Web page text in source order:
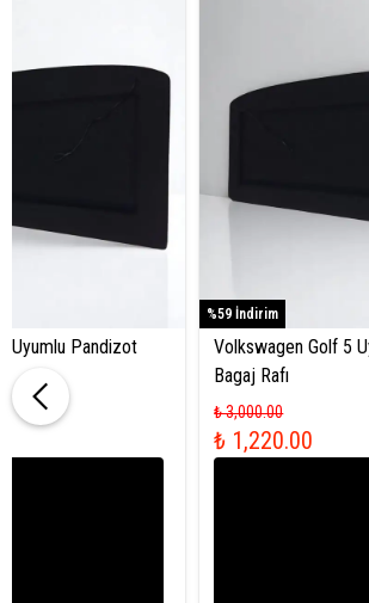
Uyumlu Pandizot
%59 İndirim
Volkswagen Golf 5
Bagaj Rafı
₺ 3,000.00
₺ 1,220.00